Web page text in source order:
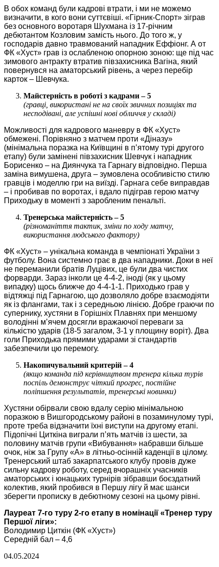
В обох команд були кадрові втрати, і ми не можемо
визначити, в кого вони суттєвіші. «Гірник-Спорт» зіграв
без основного воротаря Шухмана із 17-річним
дебютантом Козловим замість нього. До того ж, у
господарів давно травмований нападник Еффіонг. А от
ФК «Хуст» грав із ослабленою опорною зоною: ще під час
зимового антракту втратив півзахисника Вагіна, який
повернувся на аматорський рівень, а через перебір
карток – Шевчука.
Майстерність в роботі з кадрами – 5
(гравці, використані не на своїх звичних позиціях та
несподівані, але успішні нові обличчя у складі)
Можливості для кадрового маневру в ФК «Хуст»
обмежені. Порівняно з матчем проти «Діназу»
(мінімальна поразка на Київщині в п’ятому турі другого
етапу) були замінені півзахисник Шевчук і нападник
Борисенко – на Диянчука та Гарнагу відповідно. Перша
заміна вимушена, друга – зумовлена особливістю стилю
гравців і моделлю гри на виїзді. Гарнага себе виправдав
– і пробивав по воротах, і вдало підіграв герою матчу
Приходьку в моменті з заробленим пенальті.
Тренерська майстерність – 5
(різноманіття тактик, зміни по ходу матчу,
використання людського фактору)
ФК «Хуст» – унікальна команда в чемпіонаті України з
футболу. Вона системно грає в два нападники. Доки в неї
не переманили братів Луцівих, це були два чистих
форварди. Зараз інколи це 4-4-2, іноді (як у цьому
випадку) щось ближче до 4-4-1-1. Приходько грав у
відтяжці під Гарнагою, що дозволяло добре взаємодіяти
як із флангами, так і з середньою лінією. Добре граючи по
супернику, хустяни в Горішніх Плавнях при меншому
володінні м’ячем досягли вражаючої переваги за
кількістю ударів (18-5 загалом, 3-1 у площину воріт). Два
голи Приходька прямими ударами зі стандартів
забезпечили цю перемогу.
Накопичувальний критерій – 4
(якщо команда під керівництвом тренера кілька турів
поспіль демонструє чіткий прогрес, постійне
поліпшення результатів, тренерські новинки)
Хустяни обірвали свою вдалу серію мінімальною
поразкою в Вишгородському районі в позаминулому турі,
проте треба відзначити їхні виступи на другому етапі.
Підопічні Циткіна виграли п’ять матчів із шести, за
половину матчів групи «Вибування» набравши більше
очок, ніж за Групу «А» в літньо-осінній каденції в цілому.
Тренерський штаб закарпатського клубу провів дуже
сильну кадрову роботу, серед вчорашніх учасників
аматорських і юнацьких турнірів зібравши боєздатний
колектив, який пробився в Першу лігу й має шанси
зберегти прописку в дебютному сезоні на цьому рівні.
Лауреат 7-го туру 2-го етапу в номінації «Тренер туру
Першої ліги»:
Володимир Циткін (ФК «Хуст»)
Середній бал – 4,6
04.05.2024